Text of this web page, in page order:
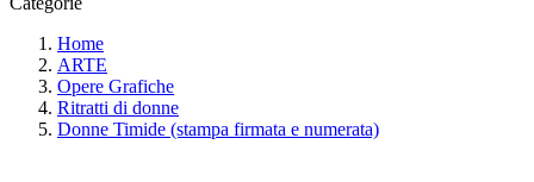
Home
ARTE
Opere Grafiche
Ritratti di donne
Donne Timide (stampa firmata e numerata)